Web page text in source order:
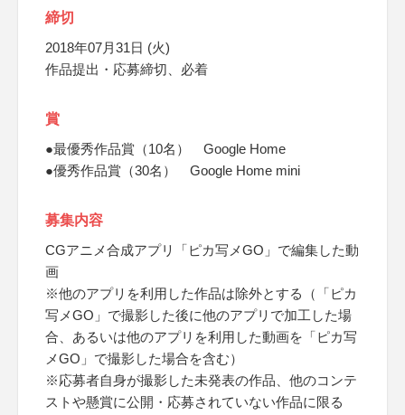
締切
2018年07月31日 (火)
作品提出・応募締切、必着
賞
●最優秀作品賞（10名） Google Home
●優秀作品賞（30名） Google Home mini
募集内容
CGアニメ合成アプリ「ピカ写メGO」で編集した動
画
※他のアプリを利用した作品は除外とする（「ピカ
写メGO」で撮影した後に他のアプリで加工した場
合、あるいは他のアプリを利用した動画を「ピカ写
メGO」で撮影した場合を含む）
※応募者自身が撮影した未発表の作品、他のコンテ
ストや懸賞に公開・応募されていない作品に限る